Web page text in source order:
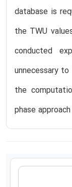
database is
the TWU
conducted
unnecessary
the
phase